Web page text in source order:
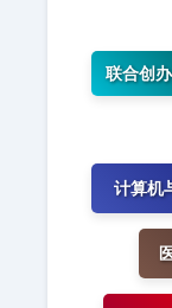
联合创
计算机